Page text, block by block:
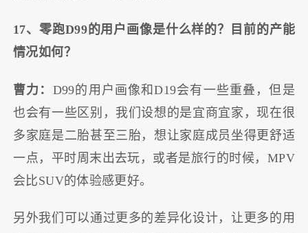
17、零跑D99的用户画像是什么样的？目前的产能
情况如何？
曹力： D99的用户画像和D19会有一些重叠，但是
也会有一些区别，我们设想的是宜商宜家，现在很
多家庭是二胎甚至三胎，想让家庭成员坐得更舒适
一点，平时周末出去玩，或者是旅行的时候，MPV
会比SUV的体验感更好。
另外我们可以通过更多的差异化设计，让更多的用